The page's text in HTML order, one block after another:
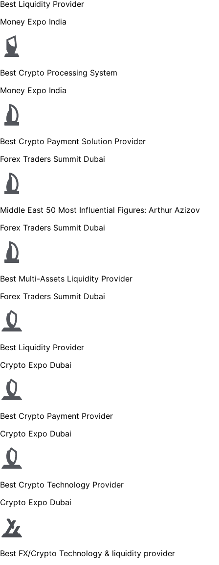
Best Liquidity Provider
Money Expo India
Best Crypto Processing System
Money Expo India
Best Crypto Payment Solution Provider
Forex Traders Summit Dubai
Middle East 50 Most Influential Figures: Arthur Azizov
Forex Traders Summit Dubai
Best Multi-Assets Liquidity Provider
Forex Traders Summit Dubai
Best Liquidity Provider
Crypto Expo Dubai
Best Crypto Payment Provider
Crypto Expo Dubai
Best Crypto Technology Provider
Crypto Expo Dubai
Best FX/Crypto Technology & liquidity provider